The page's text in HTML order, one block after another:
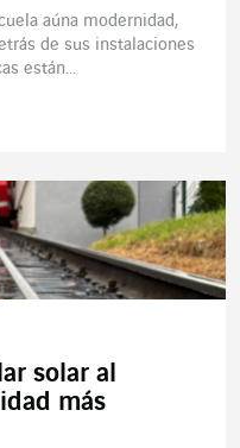
aúna modernidad,
de sus instalaciones
están...
solar al
más